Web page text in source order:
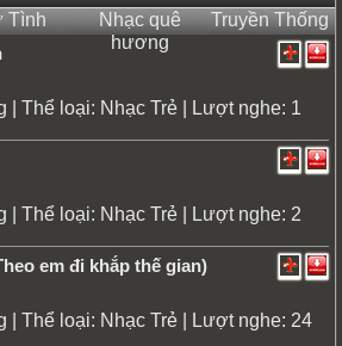
Tình
Nhạc quê
hương
Truyền Thống
| Thể loại: Nhạc Trẻ | Lượt nghe: 1
| Thể loại: Nhạc Trẻ | Lượt nghe: 2
em đi khắp thế gian)
| Thể loại: Nhạc Trẻ | Lượt nghe: 24